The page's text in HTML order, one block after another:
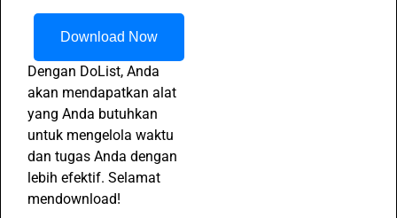
Download Now
Dengan DoList, Anda
akan mendapatkan alat
yang Anda butuhkan
untuk mengelola waktu
dan tugas Anda dengan
lebih efektif. Selamat
mendownload!